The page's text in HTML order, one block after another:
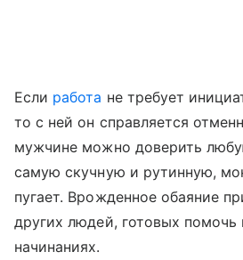
Если работа не требует
то с ней он справляется
мужчине можно доверить
самую скучную и рутинную,
пугает. Врожденное обаяние
других людей, готовых
начинаниях.